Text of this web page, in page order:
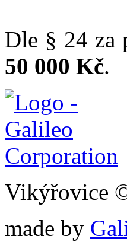
Dle § 24 za
50 000 Kč.
Vikýřovice
made by